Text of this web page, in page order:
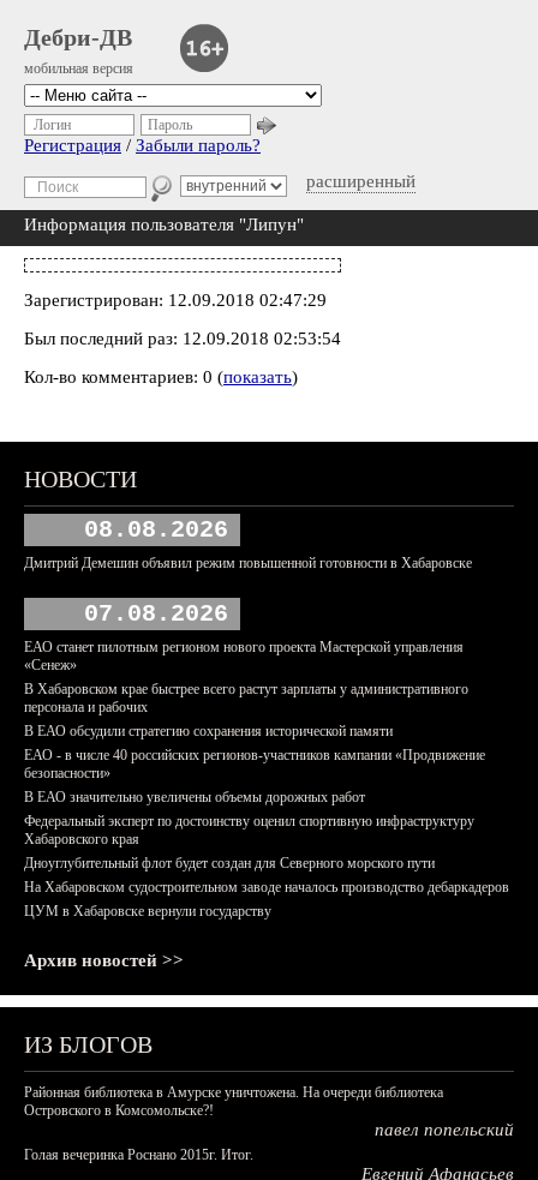
Дебри-ДВ
мобильная версия
расширенный
Логин Пароль
Регистрация / Забыли пароль?
Информация пользователя "Липун"
Зарегистрирован: 12.09.2018 02:47:29
Был последний раз: 12.09.2018 02:53:54
Кол-во комментариев: 0 (показать)
НОВОСТИ
08.08.2026
Дмитрий Демешин объявил режим повышенной готовности в Хабаровске
07.08.2026
ЕАО станет пилотным регионом нового проекта Мастерской управления
«Сенеж»
В Хабаровском крае быстрее всего растут зарплаты у административного
персонала и рабочих
В ЕАО обсудили стратегию сохранения исторической памяти
ЕАО - в числе 40 российских регионов-участников кампании «Продвижение
безопасности»
В ЕАО значительно увеличены объемы дорожных работ
Федеральный эксперт по достоинству оценил спортивную инфраструктуру
Хабаровского края
Дноуглубительный флот будет создан для Северного морского пути
На Хабаровском судостроительном заводе началось производство дебаркадеров
ЦУМ в Хабаровске вернули государству
Архив новостей >>
ИЗ БЛОГОВ
Районная библиотека в Амурске уничтожена. На очереди библиотека
Островского в Комсомольске?!
павел попельский
Голая вечеринка Роснано 2015г. Итог.
Евгений Афанасьев